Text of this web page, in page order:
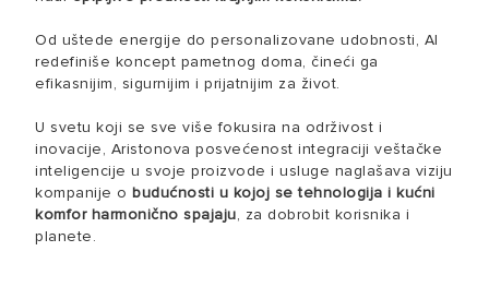
Od uštede energije do personalizovane udobnosti, AI
redefiniše koncept pametnog doma, čineći ga
efikasnijim, sigurnijim i prijatnijim za život.
U svetu koji se sve više fokusira na održivost i
inovacije, Aristonova posvećenost integraciji veštačke
inteligencije u svoje proizvode i usluge naglašava viziju
kompanije o budućnosti u kojoj se tehnologija i kućni
komfor harmonično spajaju, za dobrobit korisnika i
planete.